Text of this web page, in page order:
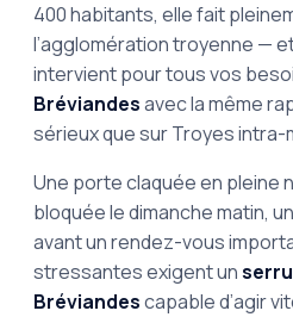
400 habitants, elle fait
l’agglomération troyenne —
intervient pour tous vos
Bréviandesavec la même
sérieux que sur Troyes intra-
Une porte claquée en pleine
bloquée le dimanche matin,
avant un rendez-vous
stressantes exigent un
Bréviandescapable d’agir